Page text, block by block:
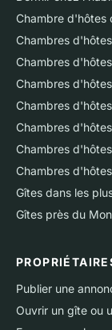
Chambre d'hôtes
Chambres
Chambres
Chambres
Chambres
Chambres
Chambres
Chambres
Gîtes dans les
Gîtes près du
Publier une
Ouvrir un gîte ou